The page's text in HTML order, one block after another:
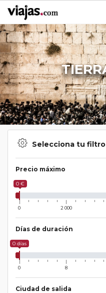
Selecciona tu filtro
Precio máximo
0 €
0 2 000
Días de duración
0 días
0 8
Ciudad de salida